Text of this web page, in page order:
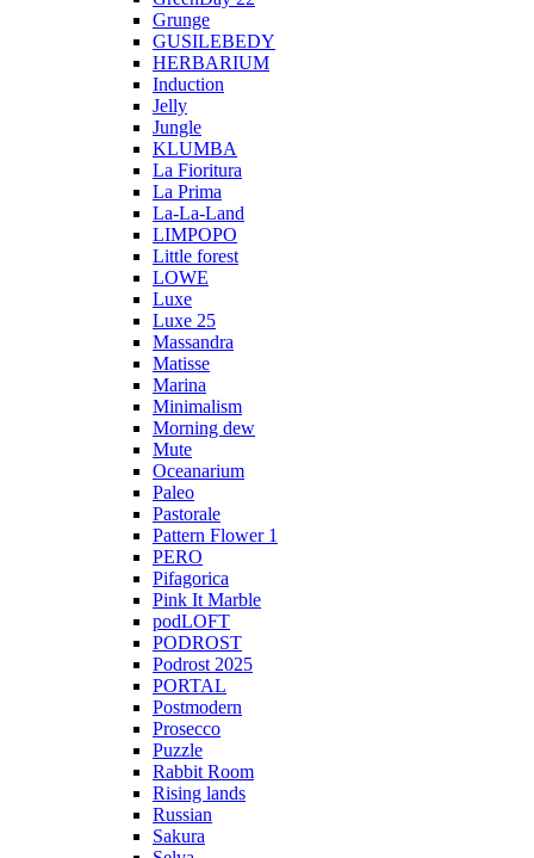
Grunge
GUSILEBEDY
HERBARIUM
Induction
Jelly
Jungle
KLUMBA
La Fioritura
La Prima
La-La-Land
LIMPOPO
Little forest
LOWE
Luxe
Luxe 25
Massandra
Matisse
Marina
Minimalism
Morning dew
Mute
Oceanarium
Paleo
Pastorale
Pattern Flower 1
PERO
Pifagorica
Pink It Marble
podLOFT
PODROST
Podrost 2025
PORTAL
Postmodern
Prosecco
Puzzle
Rabbit Room
Rising lands
Russian
Sakura